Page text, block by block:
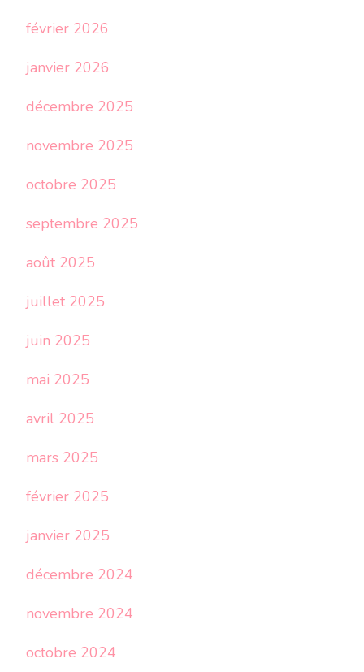
février 2026
janvier 2026
décembre 2025
novembre 2025
octobre 2025
septembre 2025
août 2025
juillet 2025
juin 2025
mai 2025
avril 2025
mars 2025
février 2025
janvier 2025
décembre 2024
novembre 2024
octobre 2024